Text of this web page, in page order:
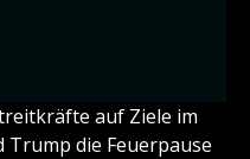
auf Ziele im
Trump die Feuerpause